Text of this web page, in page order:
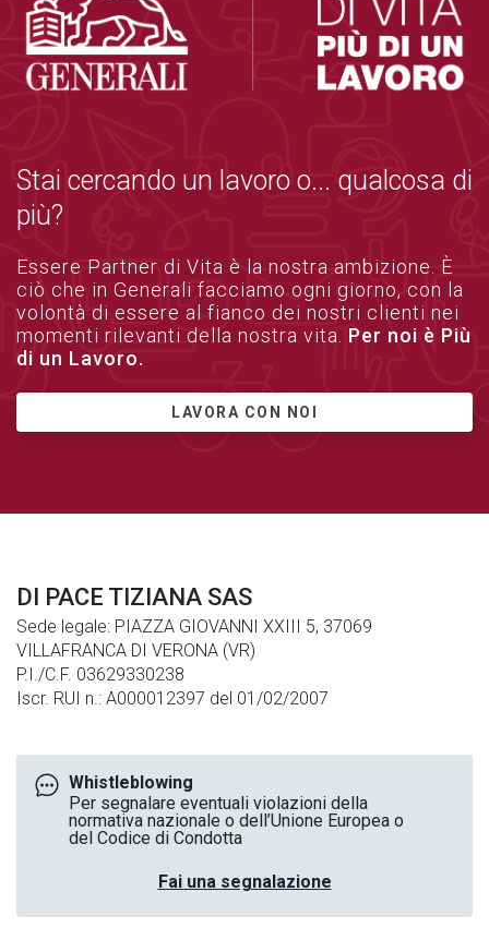
Stai cercando un lavoro o... qualcosa di
più?
Essere Partner di Vita è la nostra ambizione. È
ciò che in Generali facciamo ogni giorno, con la
volontà di essere al fianco dei nostri clienti nei
momenti rilevanti della nostra vita. Per noi è Più
di un Lavoro.
LAVORA CON NOI
DI PACE TIZIANA SAS
Sede legale: PIAZZA GIOVANNI XXIII 5, 37069
VILLAFRANCA DI VERONA (VR)
P.I./C.F. 03629330238
Iscr. RUI n.: A000012397 del 01/02/2007
Whistleblowing
Per segnalare eventuali violazioni della
normativa nazionale o dell’Unione Europea o
del Codice di Condotta
Fai una segnalazione